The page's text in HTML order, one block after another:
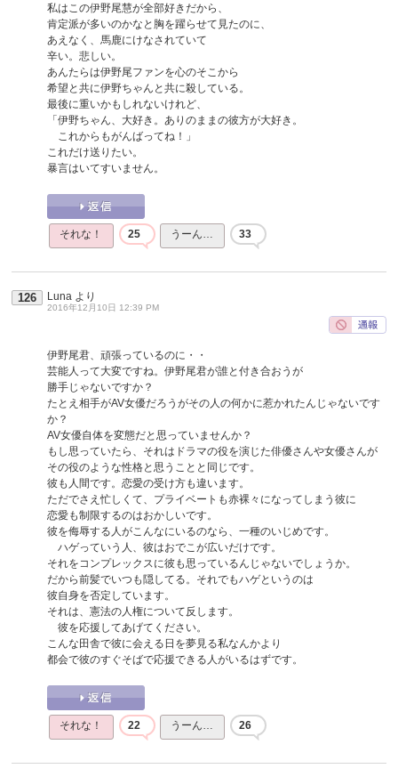
私はこの伊野尾慧が全部好きだから、
肯定派が多いのかなと胸を躍らせて見たのに、
あえなく、馬鹿にけなされていて
辛い。悲しい。
あんたらは伊野尾ファンを心のそこから
希望と共に伊野ちゃんと共に殺している。
最後に重いかもしれないけれど、
「伊野ちゃん、大好き。ありのままの彼方が大好き。
これからもがんばってね！」
これだけ送りたい。
暴言はいてすいません。
それな！ 25 うーん… 33
126 Luna より
2016年12月10日 12:39 PM
伊野尾君、頑張っているのに・・
芸能人って大変ですね。伊野尾君が誰と付き合おうが
勝手じゃないですか？
たとえ相手がAV女優だろうがその人の何かに惹かれたんじゃないです
か？
AV女優自体を変態だと思っていませんか？
もし思っていたら、それはドラマの役を演じた俳優さんや女優さんが
その役のような性格と思うことと同じです。
彼も人間です。恋愛の受け方も違います。
ただでさえ忙しくて、プライベートも赤裸々になってしまう彼に
恋愛も制限するのはおかしいです。
彼を侮辱する人がこんなにいるのなら、一種のいじめです。
ハゲっていう人、彼はおでこが広いだけです。
それをコンプレックスに彼も思っているんじゃないでしょうか。
だから前髪でいつも隠してる。それでもハゲというのは
彼自身を否定しています。
それは、憲法の人権について反します。
彼を応援してあげてください。
こんな田舎で彼に会える日を夢見る私なんかより
都会で彼のすぐそばで応援できる人がいるはずです。
それな！ 22 うーん… 26